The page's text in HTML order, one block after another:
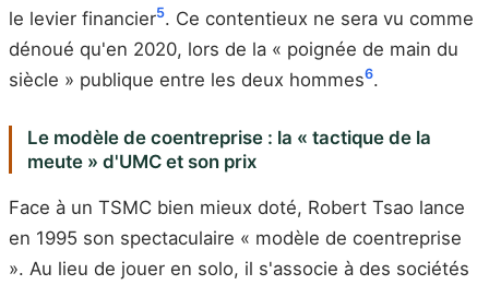
le levier financier5. Ce contentieux ne sera vu comme
dénoué qu'en 2020, lors de la « poignée de main du
siècle » publique entre les deux hommes6.
Le modèle de coentreprise : la « tactique de la
meute » d'UMC et son prix
Face à un TSMC bien mieux doté, Robert Tsao lance
en 1995 son spectaculaire « modèle de coentreprise
». Au lieu de jouer en solo, il s'associe à des sociétés